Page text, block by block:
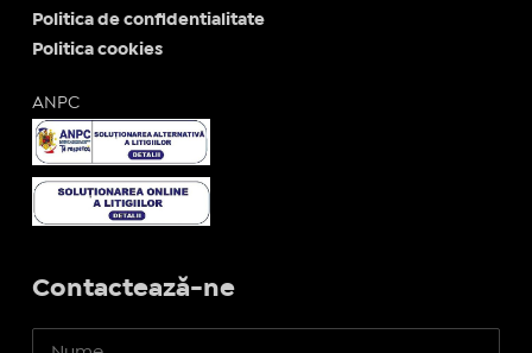
Politica de confidentialitate
Politica cookies
ANPC
Contactează-ne